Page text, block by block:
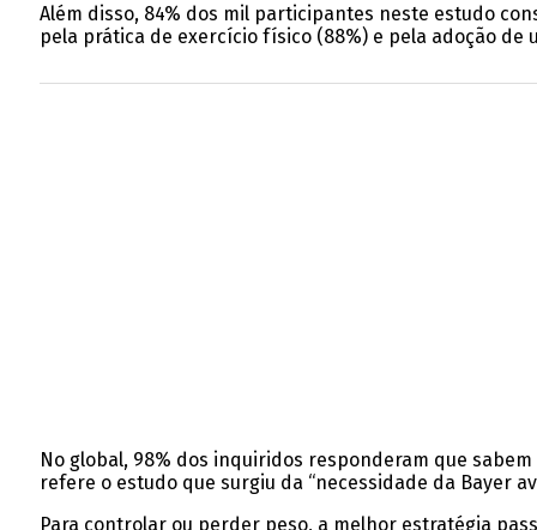
Além disso, 84% dos mil participantes neste estudo
pela prática de exercício físico (88%) e pela adoção de
No global, 98% dos inquiridos responderam que
refere o estudo que surgiu da “necessidade da Bayer
Para controlar ou perder peso, a melhor estratégia